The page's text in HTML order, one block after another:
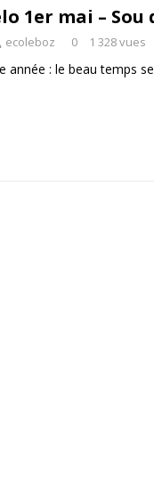
1er mai – Sou
ecoleboz 0 1 328 vues
année : le beau temps